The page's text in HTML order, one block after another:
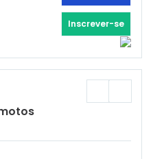
Inscrever-se